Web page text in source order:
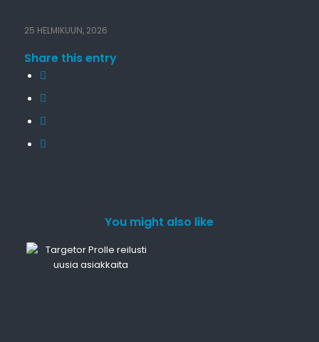
25 HELMIKUUN, 2026
Share this entry
You might also like